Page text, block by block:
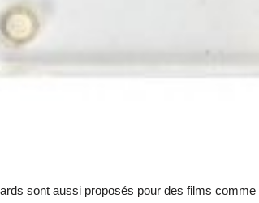
sont aussi proposés pour des films comme